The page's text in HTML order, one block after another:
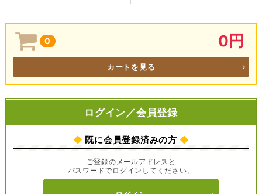
0 0円
カートを見る
ログイン／会員登録
◆ 既に会員登録済みの方 ◆
ご登録のメールアドレスと
パスワードでログインしてください。